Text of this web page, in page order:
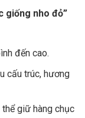
giống nho đỏ”
đến cao.
cấu trúc, hương
giữ hàng chục